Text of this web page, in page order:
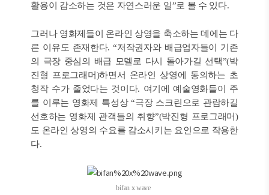
활용이 감소하는 것은 자연스러운 일”로 볼 수 있다.
그러나 영화제들이 온라인 상영을 축소하는 데에는 다
른 이유도 존재한다. “저작권자와 배급업자들이 기존
의 극장 중심의 배급 모델로 다시 돌아가길 선택”(박
진형 프로그래머)하면서 온라인 상영에 동의하는 초
청작 수가 줄었다는 것이다. 여기에 예술영화들이 주
를 이루는 영화제 특성상 “극장 스크린으로 관람하길
선호하는 영화제 관객들의 취향”(박진형 프로그래머)
도 온라인 상영의 수요를 감소시키는 요인으로 작용한
다.
bifan x wave